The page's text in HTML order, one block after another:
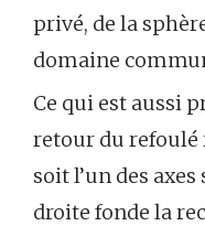
privé, de la
domaine
Ce qui est aussi
retour du
soit l’un des
droite fonde la